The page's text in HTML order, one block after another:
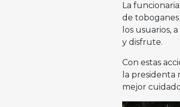
La
de toboganes
los usuarios,
y disfrute.
Con estas
la presidenta
mejor